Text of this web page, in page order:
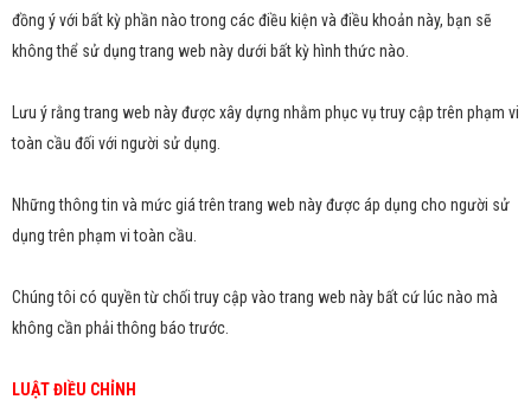
đồng ý với bất kỳ phần nào trong các điều kiện và điều khoản này, bạn sẽ
không thể sử dụng trang web này dưới bất kỳ hình thức nào.
Lưu ý rằng trang web này được xây dựng nhằm phục vụ truy cập trên phạm vi
toàn cầu đối với người sử dụng.
Những thông tin và mức giá trên trang web này được áp dụng cho người sử
dụng trên phạm vi toàn cầu.
Chúng tôi có quyền từ chối truy cập vào trang web này bất cứ lúc nào mà
không cần phải thông báo trước.
LUẬT ĐIỀU CHỈNH